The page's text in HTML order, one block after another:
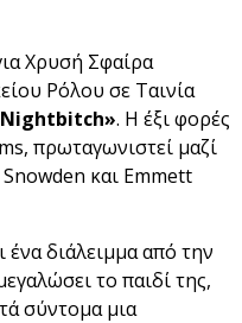
Χρυσή Σφαίρα
Ρόλου σε Ταινία
Nightbitch». Η έξι φορές
πρωταγωνιστεί μαζί
και Emmett
ένα διάλειμμα από την
το παιδί της,
σύντομα μια